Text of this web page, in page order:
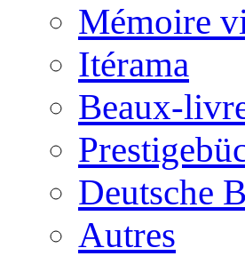
Mémoire
Itérama
Beaux-
Deutsche
Autres